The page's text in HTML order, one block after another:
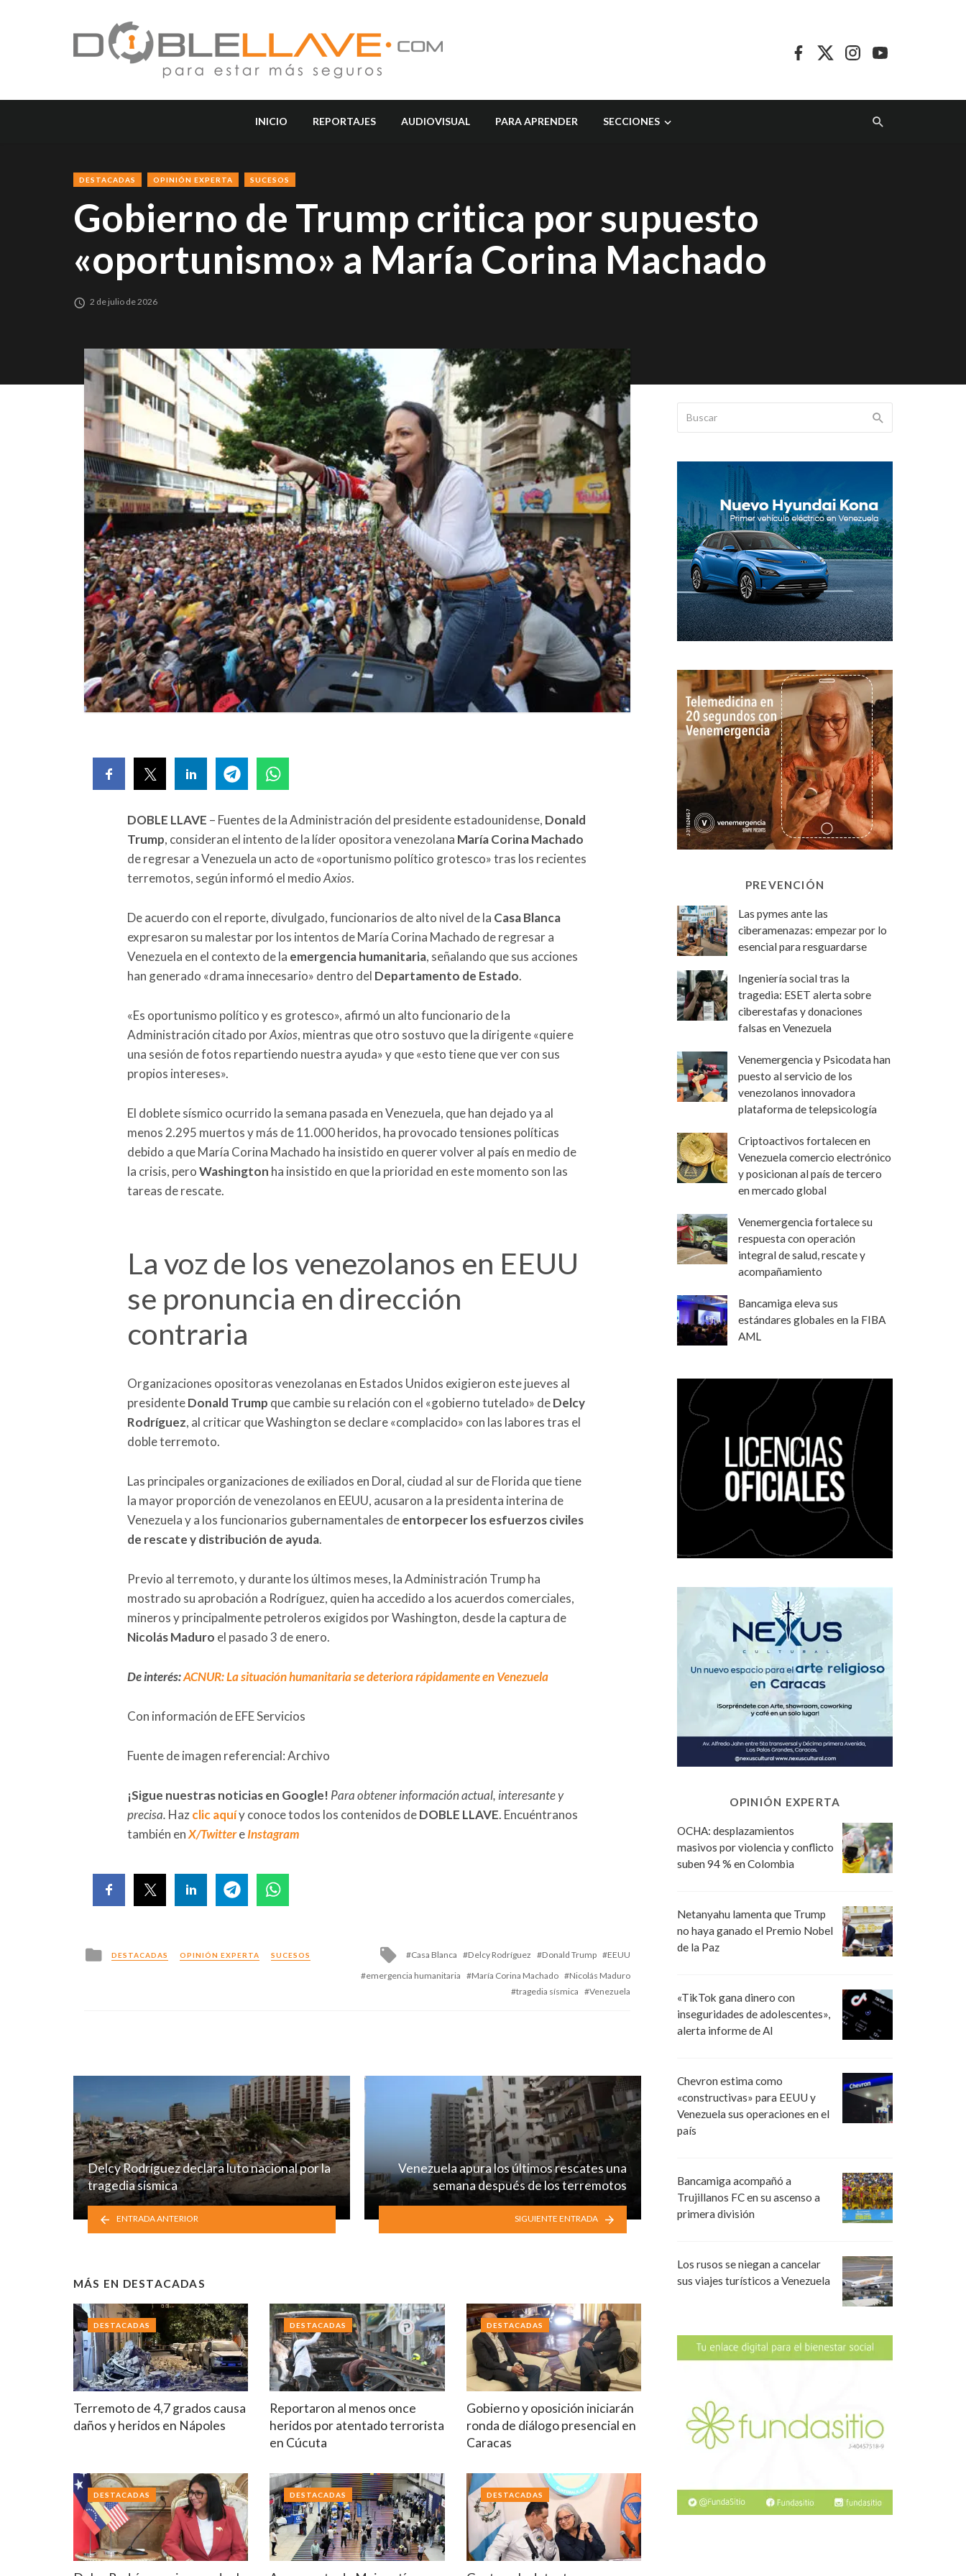
INICIO REPORTAJES AUDIOVISUAL PARA APRENDER SECCIONES
DESTACADAS OPINIÓN EXPERTA SUCESOS
Gobierno de Trump critica por supuesto
«oportunismo» a María Corina Machado
2 de julio de 2026
DOBLE LLAVE – Fuentes de la Administración del presidente estadounidense, Donald
Trump, consideran el intento de la líder opositora venezolana María Corina Machado
de regresar a Venezuela un acto de «oportunismo político grotesco» tras los recientes
terremotos, según informó el medioAxios.
De acuerdo con el reporte, divulgado, funcionarios de alto nivel de la Casa Blanca
expresaron su malestar por los intentos de María Corina Machado de regresar a
Venezuela en el contexto de la emergencia humanitaria, señalando que sus acciones
han generado «drama innecesario» dentro del Departamento de Estado.
«Es oportunismo político y es grotesco», afirmó un alto funcionario de la
Administración citado porAxios, mientras que otro sostuvo que la dirigente «quiere
una sesión de fotos repartiendo nuestra ayuda» y que «esto tiene que ver con sus
propios intereses».
El doblete sísmico ocurrido la semana pasada en Venezuela, que han dejado ya al
menos 2.295 muertos y más de 11.000 heridos, ha provocado tensiones políticas
debido a que María Corina Machado ha insistido en querer volver al país en medio de
la crisis, peroWashington ha insistido en que la prioridad en este momento son las
tareas de rescate.
La voz de los venezolanos en EEUU
se pronuncia en dirección
contraria
Organizaciones opositoras venezolanas en Estados Unidos exigieron este jueves al
presidenteDonald Trump que cambie su relación con el «gobierno tutelado» deDelcy
Rodríguez, al criticar que Washington se declare «complacido» con las labores tras el
doble terremoto.
Las principales organizaciones de exiliados en Doral, ciudad al sur de Florida que tiene
la mayor proporción de venezolanos en EEUU, acusaron a la presidenta interina de
Venezuela y a los funcionarios gubernamentales deentorpecer los esfuerzos civiles
de rescate y distribución de ayuda.
Previo al terremoto, y durante los últimos meses, la Administración Trump ha
mostrado su aprobación a Rodríguez, quien ha accedido a los acuerdos comerciales,
mineros y principalmente petroleros exigidos por Washington, desde la captura de
Nicolás Maduro el pasado 3 de enero.
De interés:ACNUR: La situación humanitaria se deteriora rápidamente en Venezuela
Con información de EFE Servicios
Fuente de imagen referencial: Archivo
¡Sigue nuestras noticias en Google! Para obtener información actual, interesante y
precisa. Hazclic aquíy conoce todos los contenidos deDOBLE LLAVE. Encuéntranos
también enX/TwittereInstagram
Posted
in
DESTACADAS OPINIÓN EXPERTA SUCESOS
Tagged
with
Casa Blanca Delcy Rodríguez Donald Trump
EEUU
emergencia humanitaria
María Corina Machado
Nicolás Maduro
tragedia sísmica
Venezuela
Delcy Rodríguez declara luto nacional por la
tragedia sísmica
ENTRADA ANTERIOR
Venezuela apura los últimos rescates una
semana después de los terremotos
SIGUIENTE ENTRADA
MÁS EN DESTACADAS
Terremoto de 4,7 grados causa
daños y heridos en Nápoles
DESTACADAS
Reportaron al menos once
heridos por atentado terrorista
en Cúcuta
DESTACADAS
Gobierno y oposición iniciarán
ronda de diálogo presencial en
Caracas
DESTACADAS
DESTACADAS DESTACADAS DESTACADAS
PREVENCIÓN
Las pymes ante las
ciberamenazas: empezar por lo
esencial para resguardarse
Ingeniería social tras la
tragedia: ESET alerta sobre
ciberestafas y donaciones
falsas en Venezuela
Venemergencia y Psicodata han
puesto al servicio de los
venezolanos innovadora
plataforma de telepsicología
Criptoactivos fortalecen en
Venezuela comercio electrónico
y posicionan al país de tercero
en mercado global
Venemergencia fortalece su
respuesta con operación
integral de salud, rescate y
acompañamiento
Bancamiga eleva sus
estándares globales en la FIBA
AML
OPINIÓN EXPERTA
OCHA: desplazamientos
masivos por violencia y conflicto
suben 94 % en Colombia
Netanyahu lamenta que Trump
no haya ganado el Premio Nobel
de la Paz
«TikTok gana dinero con
inseguridades de adolescentes»,
alerta informe de AI
Chevron estima como
«constructivas» para EEUU y
Venezuela sus operaciones en el
país
Bancamiga acompañó a
Trujillanos FC en su ascenso a
primera división
Los rusos se niegan a cancelar
sus viajes turísticos a Venezuela